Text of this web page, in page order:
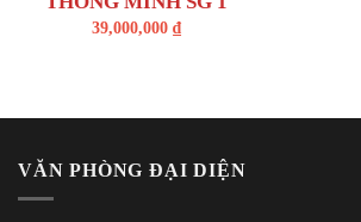
39,000,000 ₫
VĂN PHÒNG ĐẠI DIỆN